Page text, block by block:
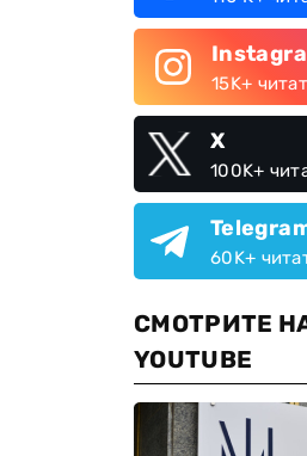
15K+
X
100K+
60K+
СМОТРИТЕ
YOUTUBE